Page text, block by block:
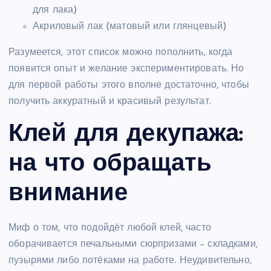
для лака)
Акриловый лак (матовый или глянцевый)
Разумеется, этот список можно пополнить, когда
появится опыт и желание экспериментировать. Но
для первой работы этого вполне достаточно, чтобы
получить аккуратный и красивый результат.
Клей для декупажа:
на что обращать
внимание
Миф о том, что подойдёт любой клей, часто
оборачивается печальными сюрпризами – складками,
пузырями либо потёками на работе. Неудивительно,